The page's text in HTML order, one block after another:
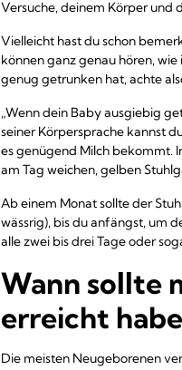
Versuche, deinem Körper und
Vielleicht hast du schon
können ganz genau hören,
genug getrunken hat, achte
„Wenn dein Baby ausgiebig
seiner Körpersprache kannst
es genügend Milch bekommt.
am Tag weichen, gelben
Ab einem Monat sollte der
wässrig), bis du anfängst, um
alle zwei bis drei Tage oder
Wann sollte
erreicht
Die meisten Neugeborenen